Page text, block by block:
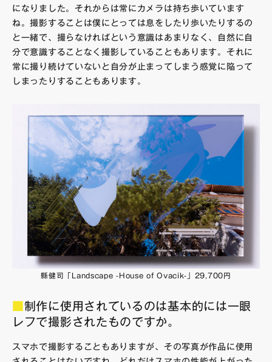
になりました。それからは常にカメラは持ち歩いています
ね。撮影することは僕にとっては息をしたり歩いたりするの
と一緒で、撮らなければという意識はあまりなく、自然に自
分で意識することなく撮影していることもあります。それに
常に撮り続けていないと自分が止まってしまう感覚に陥って
しまったりすることもあります。
縣健司「Landscape -House of Ovacik-」29,700円
制作に使用されているのは基本的には一眼
レフで撮影されたものですか。
スマホで撮影することもありますが、その写真が作品に使用